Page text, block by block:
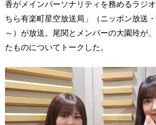
香がメインパーソナリティを務めるラジ
ちら有楽町星空放送局」（ニッポン放送
～）が放送。尾関とメンバーの大園玲が
たものについてトークした。